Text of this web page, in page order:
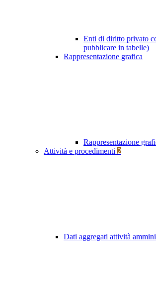
Enti di diritto privato
pubblicare in tabelle)
Rappresentazione grafica
Rappresentazione
Attività e procedimenti 2
Dati aggregati attività